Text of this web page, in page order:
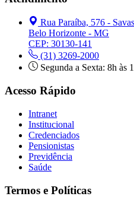
Rua Paraíba, 576 -
Belo Horizonte - MG
CEP: 30130-141
(31) 3269-2000
Segunda a Sexta: 8h às
Acesso Rápido
Intranet
Institucional
Credenciados
Pensionistas
Previdência
Saúde
Termos e Políticas